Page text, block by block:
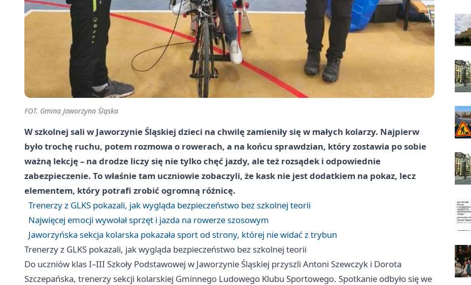
FOT. Gmina Jaworzyna Śląska
W szkolnej sali w Jaworzynie Śląskiej dzieci na chwilę zamieniły się w małych kolarzy. Najpierw
było trochę ruchu, potem rozmowa o rowerach, a na końcu sprawdzian, który zostawia po sobie
ważną lekcję – na drodze liczy się nie tylko chęć jazdy, ale też rozsądek i odpowiednie
zabezpieczenie. To właśnie tam uczniowie zobaczyli, że kask nie jest dodatkiem na pokaz, lecz
elementem, który potrafi zrobić ogromną różnicę.
Trenerzy z GLKS pokazali, jak wygląda bezpieczeństwo bez szkolnej teorii
Najwięcej emocji wywołał sprzęt i jazda na rowerze szosowym
Jaworzyńska sekcja kolarska pokazała sport od strony, której nie widać z trybun
Trenerzy z GLKS pokazali, jak wygląda bezpieczeństwo bez szkolnej teorii
Do uczniów klas I–III Szkoły Podstawowej w Jaworzynie Śląskiej przyszli Antoni Szewczyk i Dorota
Szczepańska, trenerzy sekcji kolarskiej Gminnego Ludowego Klubu Sportowego. Spotkanie odbyło się we